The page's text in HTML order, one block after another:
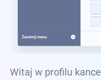
Witaj w profilu